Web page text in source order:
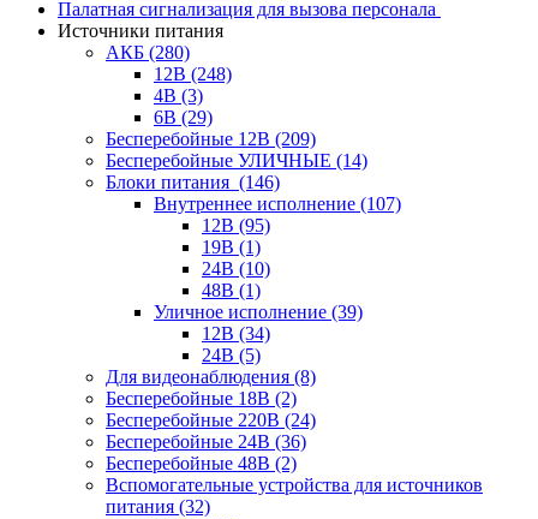
Палатная сигнализация для вызова персонала
Источники питания
АКБ (280)
12В (248)
4В (3)
6В (29)
Бесперебойные 12В (209)
Бесперебойные УЛИЧНЫЕ (14)
Блоки питания (146)
Внутреннее исполнение (107)
12В (95)
19В (1)
24В (10)
48В (1)
Уличное исполнение (39)
12В (34)
24В (5)
Для видеонаблюдения (8)
Бесперебойные 18В (2)
Бесперебойные 220В (24)
Бесперебойные 24В (36)
Бесперебойные 48В (2)
Вспомогательные устройства для источников
питания (32)